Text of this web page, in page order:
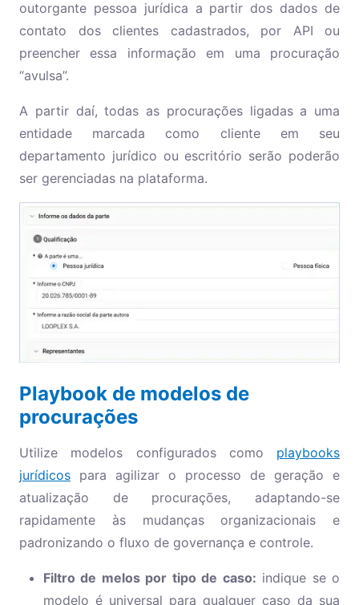
outorgante pessoa jurídica a partir dos dados de
contato dos clientes cadastrados, por API ou
preencher essa informação em uma procuração
“avulsa”.
A partir daí, todas as procurações ligadas a uma
entidade marcada como cliente em seu
departamento jurídico ou escritório serão poderão
ser gerenciadas na plataforma.
Playbook de modelos de
procurações
Utilize modelos configurados como playbooks
jurídicos para agilizar o processo de geração e
atualização de procurações, adaptando-se
rapidamente às mudanças organizacionais e
padronizando o fluxo de governança e controle.
Filtro de melos por tipo de caso: indique se o
modelo é universal para qualquer caso da sua